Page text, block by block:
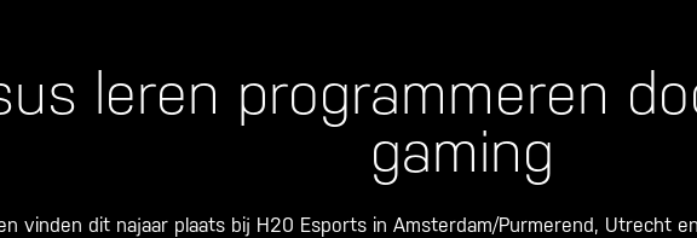
leren programmeren
gaming
vinden dit najaar plaats bij H20 Esports in Amsterdam/Purmerend, Utrecht